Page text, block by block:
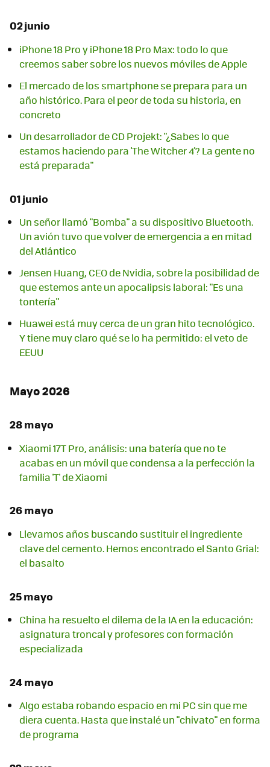
02 junio
iPhone 18 Pro y iPhone 18 Pro Max: todo lo que
creemos saber sobre los nuevos móviles de Apple
El mercado de los smartphone se prepara para un
año histórico. Para el peor de toda su historia, en
concreto
Un desarrollador de CD Projekt: "¿Sabes lo que
estamos haciendo para 'The Witcher 4'? La gente no
está preparada"
01 junio
Un señor llamó "Bomba" a su dispositivo Bluetooth.
Un avión tuvo que volver de emergencia a en mitad
del Atlántico
Jensen Huang, CEO de Nvidia, sobre la posibilidad de
que estemos ante un apocalipsis laboral: "Es una
tontería"
Huawei está muy cerca de un gran hito tecnológico.
Y tiene muy claro qué se lo ha permitido: el veto de
EEUU
Mayo 2026
28 mayo
Xiaomi 17T Pro, análisis: una batería que no te
acabas en un móvil que condensa a la perfección la
familia 'T' de Xiaomi
26 mayo
Llevamos años buscando sustituir el ingrediente
clave del cemento. Hemos encontrado el Santo Grial:
el basalto
25 mayo
China ha resuelto el dilema de la IA en la educación:
asignatura troncal y profesores con formación
especializada
24 mayo
Algo estaba robando espacio en mi PC sin que me
diera cuenta. Hasta que instalé un "chivato" en forma
de programa